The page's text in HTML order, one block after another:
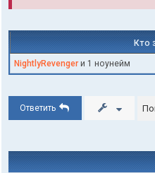
Кто
NightlyRevengerи 1 ноунейм
Ответить